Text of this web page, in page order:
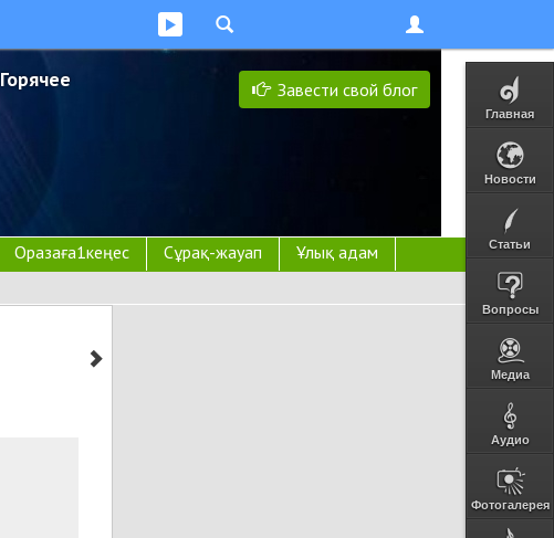
Главная
Новости
Статьи
Вопросы
Медиа
Аудио
Фотогалерея
Завести свой блог
Горячее
Оразаға1кеңес Сұрақ-жауап
Ұлық адам